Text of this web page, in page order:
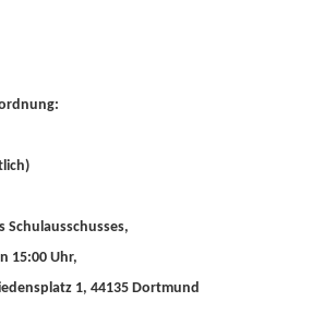
Schulausschusses,
15:00 Uhr,
1, 44135 Dortmund